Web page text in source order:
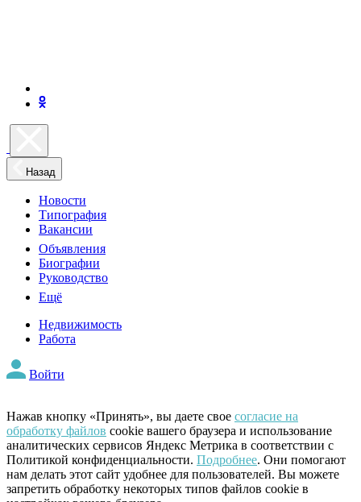
Назад
Новости
Типография
Вакансии
Объявления
Биографии
Руководство
Ещё
Недвижимость
Работа
Войти
Нажав кнопку «Принять», вы даете свое согласие на
обработку файлов cookie вашего браузера и использование
аналитических сервисов Яндекс Метрика в соответствии с
Политикой конфиденциальности. Подробнее. Они помогают
нам делать этот сайт удобнее для пользователей. Вы можете
запретить обработку некоторых типов файлов cookie в